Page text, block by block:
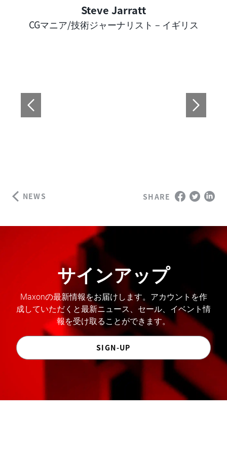
Author
Steve Jarratt
CGマニア/技術ジャーナリスト – イギリス
NEWS SHARE
サインアップ
Maxonの最新情報をお届けします。アカウントを作
成していただくと最新ニュース、セール、イベント情
報を受け取ることができます。
SIGN-UP